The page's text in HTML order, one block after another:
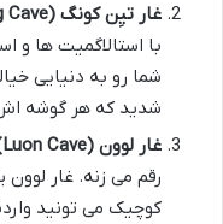
غار تیِن کونگ (Thien Cung Cave – قصر بهشتی):
با استالاگمیت ها و
شما رو به دنیایی
شدید که هر گوشه
غار لوون (Luon Cave):
رقم می زنه. غار لوون
کوچیک می تونید